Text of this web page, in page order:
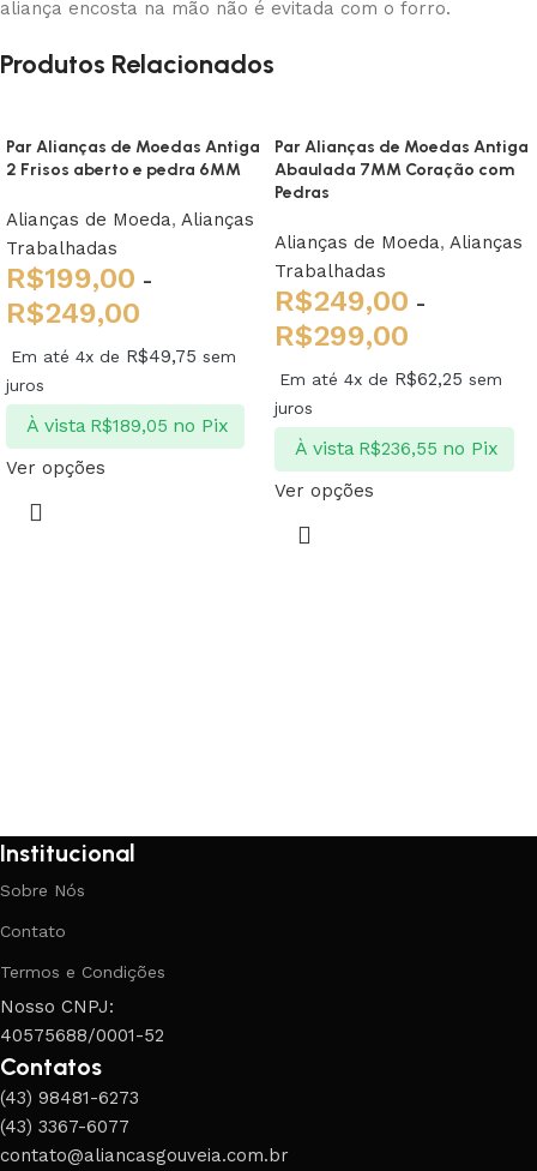
aliança encosta na mão não é evitada com o forro.
Produtos Relacionados
Par Alianças de Moedas Antiga
2 Frisos aberto e pedra 6MM
Alianças de Moeda, Alianças
Trabalhadas
R$199,00 -
R$249,00
Em até 4x de R$49,75 sem
juros
À vista R$189,05 no Pix
Ver opções
Par Alianças de Moedas Antiga
Abaulada 7MM Coração com
Pedras
Alianças de Moeda, Alianças
Trabalhadas
R$249,00 -
R$299,00
Em até 4x de R$62,25 sem
juros
À vista R$236,55 no Pix
Ver opções
Institucional
Sobre Nós
Contato
Termos e Condições
Nosso CNPJ:
40575688/0001-52
Contatos
(43) 98481-6273
(43) 3367-6077
contato@aliancasgouveia.com.br